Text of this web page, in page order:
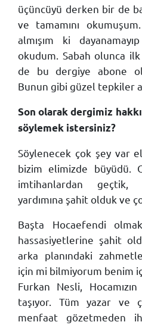
üçüncüyü derken bir de
ve tamamını
almışım ki
okudum. Sabah olunca
de bu dergiye abone
Bunun gibi güzel tepkiler
Son olarak dergimiz
söylemek istersiniz?
Söylenecek çok şey var
bizim elimizde büyüdü.
imtihanlardan geçtik,
yardımına şahit olduk ve
Başta Hocaefendi
hassasiyetlerine şahit
arka planındaki
için mi bilmiyorum benim
Furkan Nesli,
taşıyor. Tüm yazar ve
menfaat gözetmeden